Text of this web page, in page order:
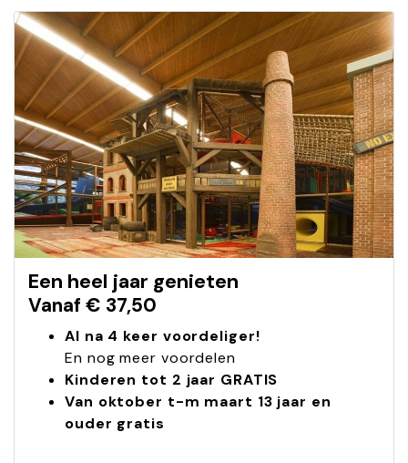
Een heel jaar genieten
Vanaf € 37,50
Al na 4 keer voordeliger!
En nog meer voordelen
Kinderen tot 2 jaar GRATIS
Van oktober t-m maart 13 jaar en
ouder gratis